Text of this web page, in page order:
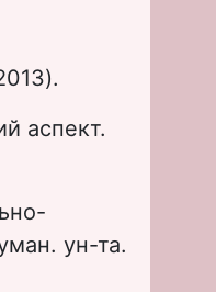
аспект.
ун-та.